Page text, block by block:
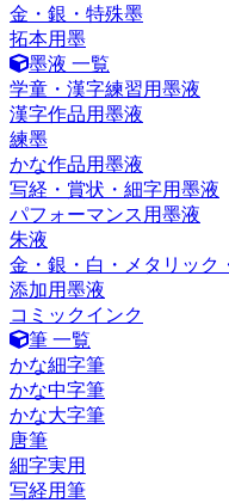
金・銀・特殊墨
拓本用墨
墨液 一覧
学童・漢字練習用墨液
漢字作品用墨液
練墨
かな作品用墨液
写経・賞状・細字用墨液
パフォーマンス用墨液
朱液
金・銀・白・メタリック
添加用墨液
コミックインク
筆 一覧
かな細字筆
かな中字筆
かな大字筆
唐筆
細字実用
写経用筆